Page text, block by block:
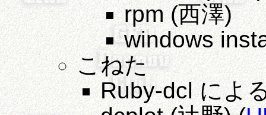
rpm (西澤)
windows
こねた
Ruby-dcl によ